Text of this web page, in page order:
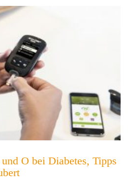
O bei Diabetes, Tipps